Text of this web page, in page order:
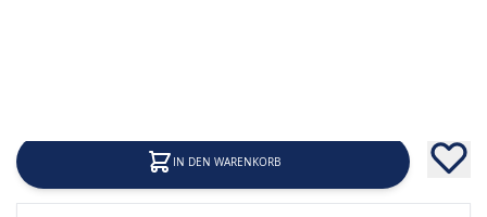
IN DEN WARENKORB